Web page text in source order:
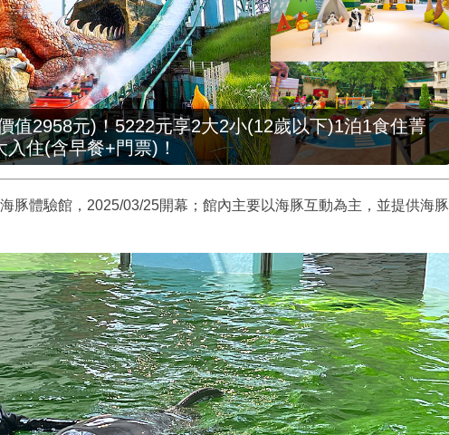
值2958元)！5222元享2大2小(12歲以下)1泊1食住菁
住(含早餐+門票)！
豚體驗館，2025/03/25開幕；館內主要以海豚互動為主，並提供海豚